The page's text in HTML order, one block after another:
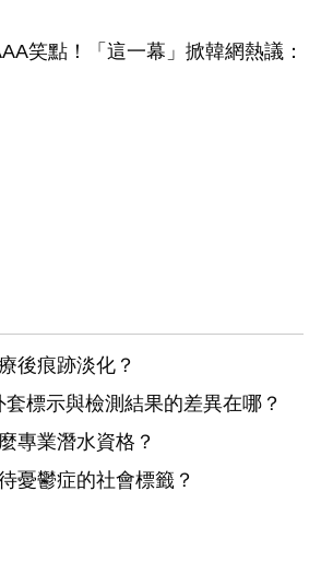
笑點！「這一幕」掀韓網熱議：
後痕跡淡化？
標示與檢測結果的差異在哪？
專業潛水資格？
憂鬱症的社會標籤？